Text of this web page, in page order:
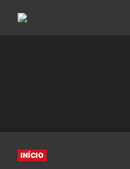
INÍCIO